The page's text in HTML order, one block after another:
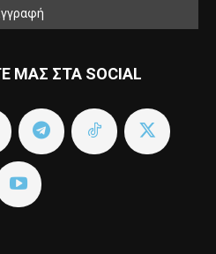
ΜΑΣ ΣΤΑ SOCIAL